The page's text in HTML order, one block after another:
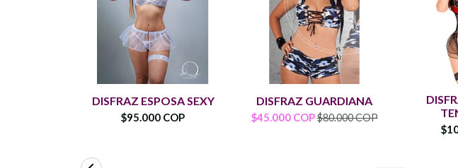
DISFRAZ ESPOSA SEXY
$95.000 COP
DISFRAZ GUARDIANA
$45.000 COP$80.000 COP